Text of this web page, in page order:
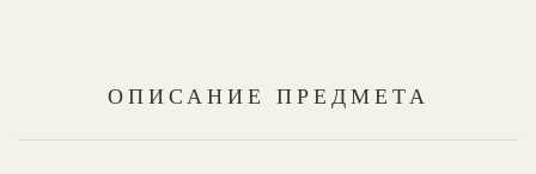
ОПИСАНИЕ ПРЕДМЕТА